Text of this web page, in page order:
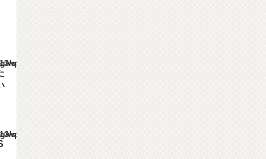
single.php
single.php